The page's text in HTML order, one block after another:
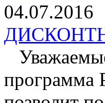
04.07.2016
программа